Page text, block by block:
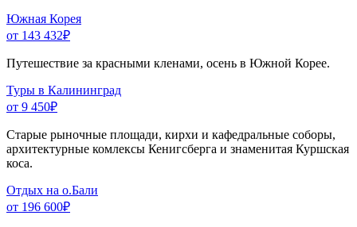
Южная Корея
от 143 432₽
Путешествие за красными кленами, осень в Южной Корее.
Туры в Калининград
от 9 450₽
Старые рыночные площади, кирхи и кафедральные соборы,
архитектурные комлексы Кенигсберга и знаменитая Куршская
коса.
Отдых на о.Бали
от 196 600₽